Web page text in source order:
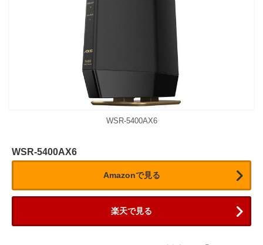
WSR-5400AX6
WSR-5400AX6
Amazonで見る
楽天で見る